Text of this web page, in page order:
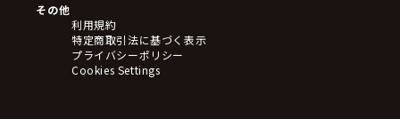
ステッカー・シール・カード
タペストリー・ポスター
アームサポーター
ブレードホルダー
その他
利用規約
特定商取引法に基づく表示
プライバシーポリシー
Cookies Settings